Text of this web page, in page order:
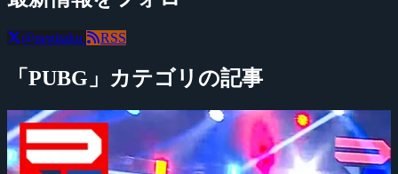
@negitaku RSS
「PUBG」カテゴリの記事